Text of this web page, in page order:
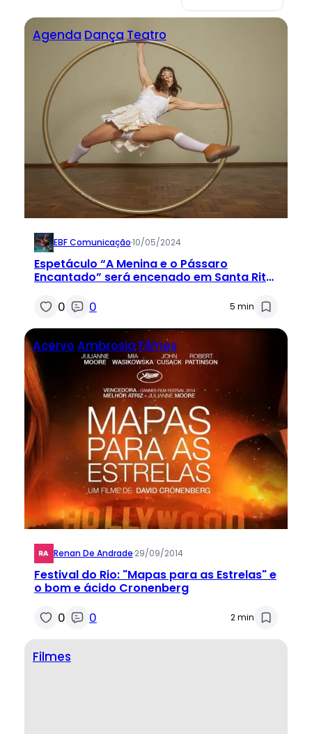
Agenda DançaTeatro
EBF Comunicação·10/05/2024
Espetáculo “A Menina e o Pássaro
Encantado” será encenado em Santa Rita
0 0 5 min
Acervo Ambrosia Filmes
Renan De Andrade·29/09/2014
Festival do Rio: "Mapas para as Estrelas" e
o bom e ácido Cronenberg
0 0 2 min
Filmes